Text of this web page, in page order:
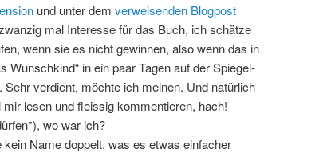
und unter dem verweisenden Blogpost
mal Interesse für das Buch, ich schätze
wenn sie es nicht gewinnen, also wenn das in
Wunschkind“ in ein paar Tagen auf der Spiegel-
verdient, möchte ich meinen. Und natürlich
lesen und fleissig kommentieren, hach!
wo war ich?
Name doppelt, was es etwas einfacher